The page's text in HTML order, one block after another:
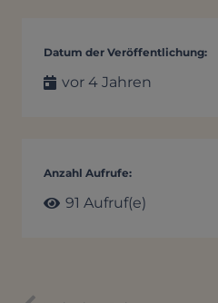
Datum der Veröffentlichung:
vor 4 Jahren
Anzahl Aufrufe:
91 Aufruf(e)